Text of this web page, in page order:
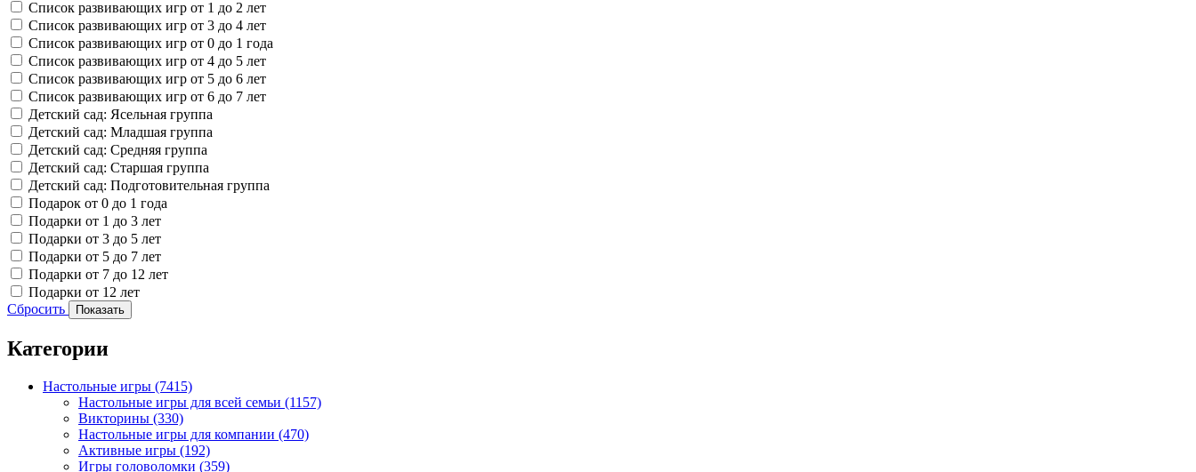
Список развивающих игр от 1 до 2 лет
Список развивающих игр от 3 до 4 лет
Список развивающих игр от 0 до 1 года
Список развивающих игр от 4 до 5 лет
Список развивающих игр от 5 до 6 лет
Список развивающих игр от 6 до 7 лет
Детский сад: Ясельная группа
Детский сад: Младшая группа
Детский сад: Средняя группа
Детский сад: Старшая группа
Детский сад: Подготовительная группа
Подарок от 0 до 1 года
Подарки от 1 до 3 лет
Подарки от 3 до 5 лет
Подарки от 5 до 7 лет
Подарки от 7 до 12 лет
Подарки от 12 лет
Сбросить
Показать
Категории
Настольные игры (7415)
Настольные игры для всей семьи (1157)
Викторины (330)
Настольные игры для компании (470)
Активные игры (192)
Игры головоломки (359)